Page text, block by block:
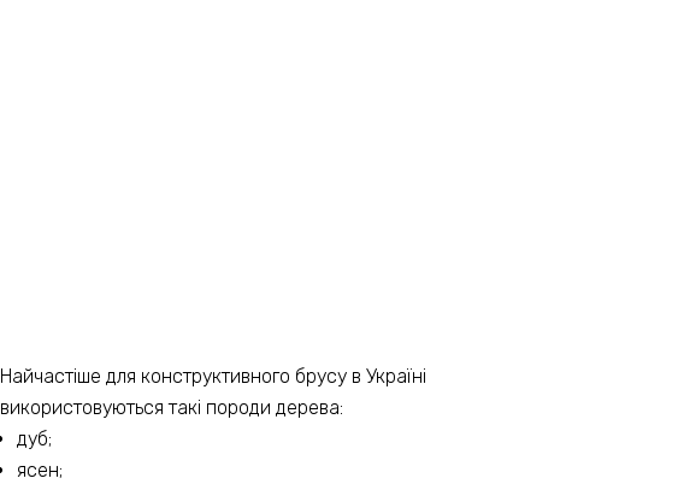
Найчастіше для конструктивного брусу в Україні
використовуються такі породи дерева:
дуб;
ясен;